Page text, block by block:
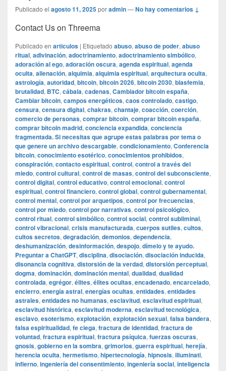
Publicado el agosto 11, 2025poradmin—No hay comentarios ↓
Contact Us on Threema
Publicado en articulos | Etiquetado abuso, abuso de poder, abuso
ritual, adivinación, adoctrinamiento, adoctrinamiento simbólico,
adoración al ego, adoración oscura, agenda espiritual, agenda
oculta, alienación, alquimia, alquimia espiritual, arquitectura oculta,
astrología, autoridad, bitcoin, bitcoin 2026, bitcoin 2030, blasfemia,
brutalidad, BTC, cábala, cadenas, Cambiador bitcoin españa,
Cambiar bitcoin, campos energéticos, caos controlado, castigo,
censura, censura digital, chakras, chantaje, coacción, coerción,
comercio de personas, comprar bitcoin, comprar bitcoin españa,
comprar bitcoin madrid, conciencia expandida, conciencia
fragmentada. Si necesitas que agrupe estas palabras por tema o
que genere un archivo descargable, condicionamiento, Conferencia
bitcoin, conocimiento esotérico, conocimientos prohibidos,
conspiración, contacto espiritual, control, control a través del
miedo, control cultural, control de masas, control del subconsciente,
control digital, control educativo, control emocional, control
espiritual, control financiero, control global, control gubernamental,
control mental, control por arquetipos, control por frecuencias,
control por miedo, control por narrativas, control psicológico,
control ritual, control simbólico, control social, control subliminal,
control vibracional, crisis manufacturada, cuerpos sutiles, cultos,
cultos secretos, degradación, demonios, dependencia,
deshumanización, desinformación, despojo, dímelo y te ayudo.
Preguntar a ChatGPT, disciplina, disociación, disociación inducida,
disonancia cognitiva, distorsión de la verdad, distorsión perceptual,
dogma, dominación, dominación mental, dualidad, dualidad
controlada, egrégor, élites, élites ocultas, encadenado, encarcelado,
encierro, energía astral, energías ocultas, entidades, entidades
astrales, entidades no humanas, esclavitud, esclavitud espiritual,
esclavitud histórica, esclavitud moderna, esclavitud tecnológica,
esclavo, esoterismo, explotación, explotación sexual, falsa bandera,
falsa espiritualidad, fe ciega, fractura de identidad, fractura de
voluntad, fractura espiritual, fractura psíquica, fuerzas oscuras,
gnosis, gobierno en la sombra, grimorios, guerra espiritual, herejía,
herencia oculta, hermetismo, hipertecnología, hipnosis, illuminati,
infierno, ingeniería del consentimiento, ingeniería social, inteligencia